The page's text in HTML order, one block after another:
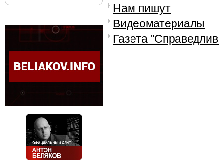
Нам пишут
Видеоматериалы
Газета